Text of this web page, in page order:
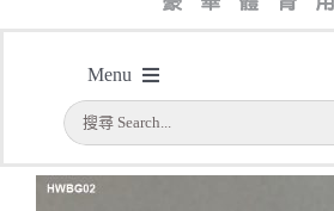
Menu
首頁
公司簡介
搜
索
結